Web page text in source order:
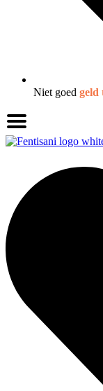
Niet goed geld